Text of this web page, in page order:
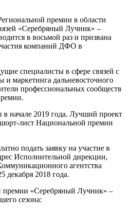
премии в области
«Серебряный Лучник» –
в восьмой раз и призвана
компаний ДФО в
специалисты в сфере связей с
и маркетинга дальневосточного
профессиональных сообществ
в начале 2019 года. Лучший проект
лист Национальной премии
подать заявку на участие в
Исполнительной дирекции,
агентства
декабря 2018 года.
«Серебряный Лучник» –
сезона: